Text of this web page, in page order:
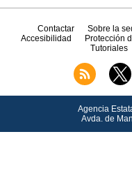
Contactar Sobre la
Accesibilidad
Protección
Tutoriales
Agencia
Avda.de